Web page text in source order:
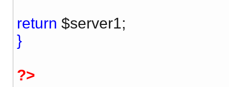
return $server1;
}
?>